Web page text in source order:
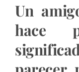
Un
hace